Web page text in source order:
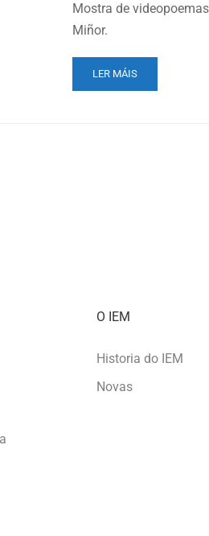
Mostra de
Miñor.
READ
MORE
LER MÁIS
O IEM
Historia do IEM
Novas